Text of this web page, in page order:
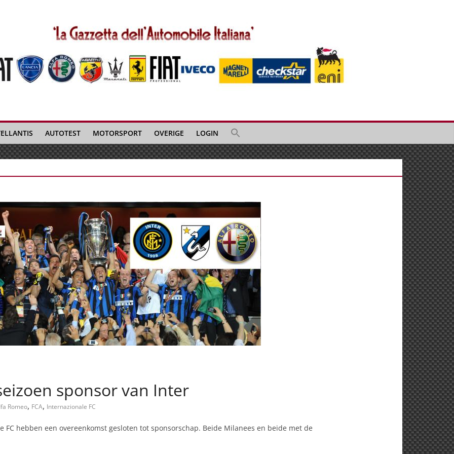
AUTOTEST MOTORSPORT OVERIGE LOGIN
sponsor van Inter
Romeo, FCA, Internazionale FC
FC hebben een overeenkomst gesloten tot sponsorschap. Beide Milanees en beide met de